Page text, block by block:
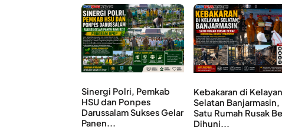
Sinergi Polri, Pemkab
HSU dan Ponpes
Darussalam Sukses Gelar
Panen...
Kebakaran di Kelayan
Selatan Banjarmasin,
Satu Rumah Rusak
Dihuni...